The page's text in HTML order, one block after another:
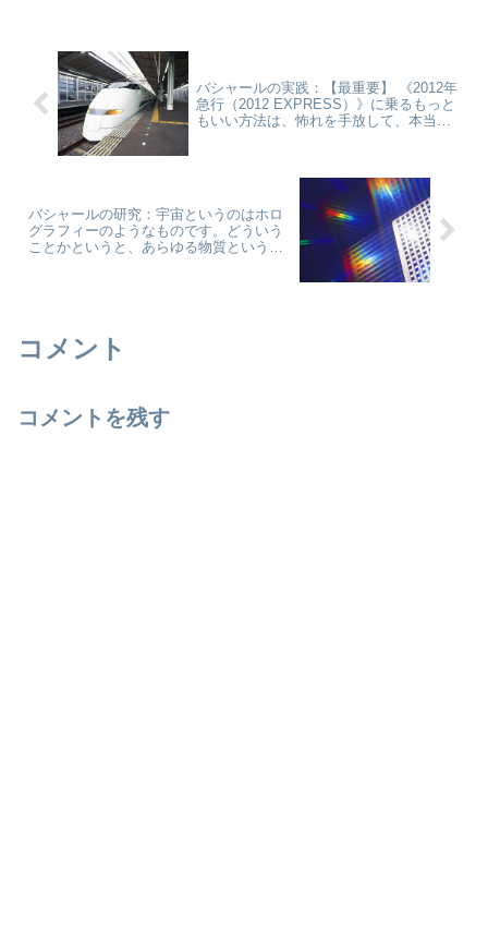
バシャールの実践：【最重要】 《2012年
急行（2012 EXPRESS）》に乗るもっと
もいい方法は、怖れを手放して、本当に
バシャールの研究：宇宙というのはホロ
グラフィーのようなものです。どういう
ことかというと、あらゆる物質というの
コメント
コメントを残す